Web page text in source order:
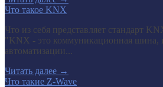
Что такое KNX
Что из себя представляет стандарт
"KNX - это коммуникационная шина,
автоматизации...
Читать далее →
Что такие Z-Wave